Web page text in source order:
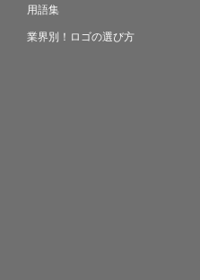
用語集
業界別！ロゴの選び方